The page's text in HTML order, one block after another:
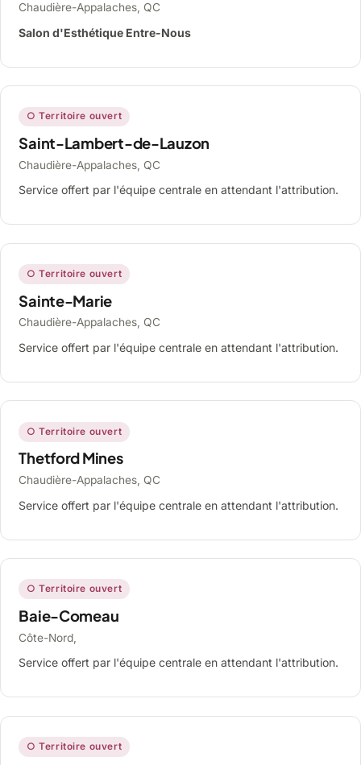
Chaudière-Appalaches, QC
Salon d'Esthétique Entre-Nous
○ Territoire ouvert
Saint-Lambert-de-Lauzon
Chaudière-Appalaches, QC
Service offert par l'équipe centrale en attendant l'attribution.
○ Territoire ouvert
Sainte-Marie
Chaudière-Appalaches, QC
Service offert par l'équipe centrale en attendant l'attribution.
○ Territoire ouvert
Thetford Mines
Chaudière-Appalaches, QC
Service offert par l'équipe centrale en attendant l'attribution.
○ Territoire ouvert
Baie-Comeau
Côte-Nord,
Service offert par l'équipe centrale en attendant l'attribution.
○ Territoire ouvert